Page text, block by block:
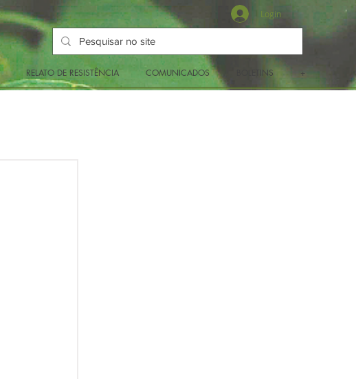
Login
RELATO DE RESISTÊNCIA COMUNICADOS BOLETINS +